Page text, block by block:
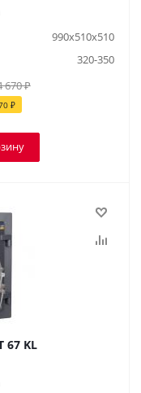
990х510х510
320-350
670₽
₽
67 KL